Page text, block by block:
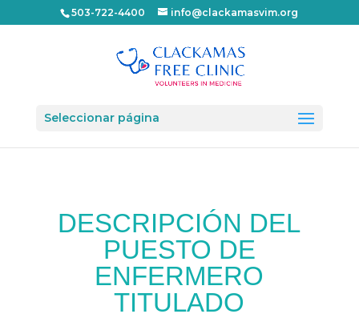
503-722-4400 info@clackamasvim.org
Seleccionar página
DESCRIPCIÓN DEL
PUESTO DE
ENFERMERO
TITULADO